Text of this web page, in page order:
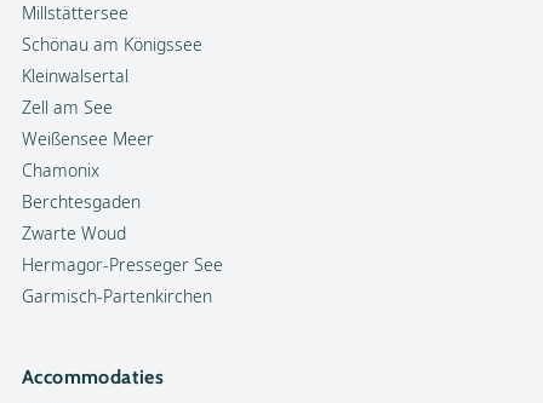
Millstättersee
Schönau am Königssee
Kleinwalsertal
Zell am See
Weißensee Meer
Chamonix
Berchtesgaden
Zwarte Woud
Hermagor-Presseger See
Garmisch-Partenkirchen
Accommodaties